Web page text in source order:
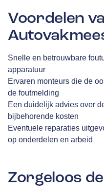
Voordelen
Snelle en betrouwbare
apparatuur
Ervaren monteurs die de
de foutmelding
Een duidelijk advies over
bijbehorende kosten
Eventuele reparaties
op onderdelen en arbeid
Zorgeloos